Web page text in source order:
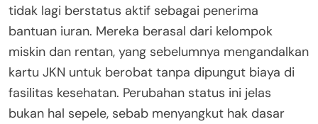
tidak lagi berstatus aktif sebagai penerima
bantuan iuran. Mereka berasal dari kelompok
miskin dan rentan, yang sebelumnya mengandalkan
kartu JKN untuk berobat tanpa dipungut biaya di
fasilitas kesehatan. Perubahan status ini jelas
bukan hal sepele, sebab menyangkut hak dasar